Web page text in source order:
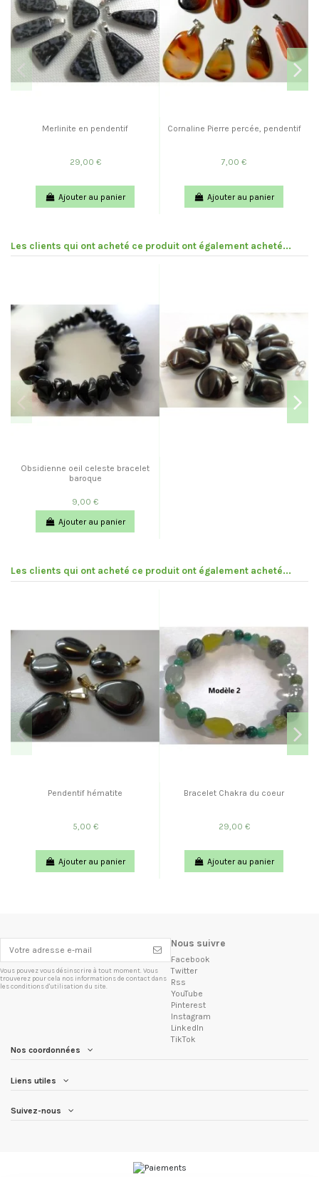
Merlinite en pendentif
29,00 €
Ajouter au panier
Cornaline Pierre percée, pendentif
7,00 €
Ajouter au panier
Les clients qui ont acheté ce produit ont également acheté...
Obsidienne oeil celeste bracelet
baroque
9,00 €
Ajouter au panier
Les clients qui ont acheté ce produit ont également acheté...
Pendentif hématite
5,00 €
Ajouter au panier
Bracelet Chakra du coeur
29,00 €
Ajouter au panier
Vous pouvez vous désinscrire à tout moment. Vous
trouverez pour cela nos informations de contact dans
les conditions d'utilisation du site.
Nous suivre
Facebook
Twitter
Rss
YouTube
Pinterest
Instagram
LinkedIn
TikTok
Nos coordonnées
Liens utiles
Suivez-nous